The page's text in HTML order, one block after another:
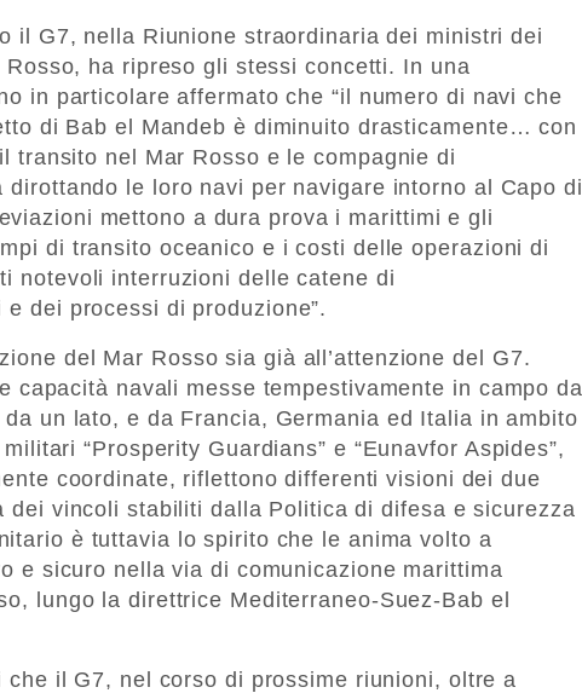
il G7, nella Riunione straordinaria dei ministri dei
ha ripreso gli stessi concetti. In una
in particolare affermato che “il numero di navi che
di Bab el Mandeb è diminuito drasticamente… con
transito nel Mar Rosso e le compagnie di
dirottando le loro navi per navigare intorno al Capo di
mettono a dura prova i marittimi e gli
di transito oceanico e i costi delle operazioni di
notevoli interruzioni delle catene di
dei processi di produzione”.
del Mar Rosso sia già all’attenzione del G7.
capacità navali messe tempestivamente in campo da
un lato, e da Francia, Germania ed Italia in ambito
“Prosperity Guardians” e “Eunavfor Aspides”,
coordinate, riflettono differenti visioni dei due
dei vincoli stabiliti dalla Politica di difesa e sicurezza
è tuttavia lo spirito che le anima volto a
e sicuro nella via di comunicazione marittima
lungo la direttrice Mediterraneo-Suez-Bab el
che il G7, nel corso di prossime riunioni, oltre a